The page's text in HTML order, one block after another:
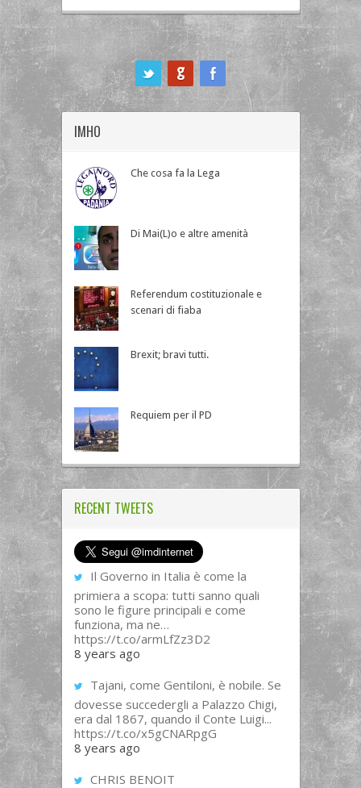
IMHO
Che cosa fa la Lega
Di Mai(L)o e altre amenità
Referendum costituzionale e
scenari di fiaba
Brexit; bravi tutti.
Requiem per il PD
RECENT TWEETS
Il Governo in Italia è come la
primiera a scopa: tutti sanno quali
sono le figure principali e come
funziona, ma ne…
https://t.co/armLfZz3D2
8 years ago
Tajani, come Gentiloni, è nobile. Se
dovesse succedergli a Palazzo Chigi,
era dal 1867, quando il Conte Luigi...
https://t.co/x5gCNARpgG
8 years ago
CHRIS BENOIT